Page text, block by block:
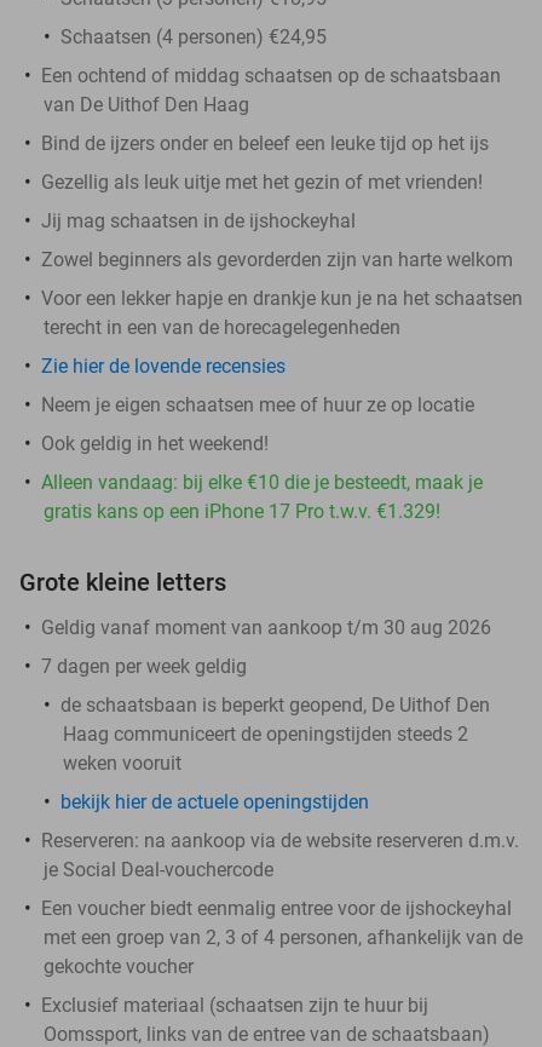
Schaatsen (4 personen) €24,95
Een ochtend of middag schaatsen op de schaatsbaan
van De Uithof Den Haag
Bind de ijzers onder en beleef een leuke tijd op het ijs
Gezellig als leuk uitje met het gezin of met vrienden!
Jij mag schaatsen in de ijshockeyhal
Zowel beginners als gevorderden zijn van harte welkom
Voor een lekker hapje en drankje kun je na het schaatsen
terecht in een van de horecagelegenheden
Zie hier de lovende recensies
Neem je eigen schaatsen mee of huur ze op locatie
Ook geldig in het weekend!
Alleen vandaag: bij elke €10 die je besteedt, maak je
gratis kans op een iPhone 17 Pro t.w.v. €1.329!
Grote kleine letters
Geldig vanaf moment van aankoop t/m 30 aug 2026
7 dagen per week geldig
de schaatsbaan is beperkt geopend, De Uithof Den
Haag communiceert de openingstijden steeds 2
weken vooruit
bekijk hier de actuele openingstijden
Reserveren: na aankoop via de website reserveren d.m.v.
je Social Deal-vouchercode
Een voucher biedt eenmalig entree voor de ijshockeyhal
met een groep van 2, 3 of 4 personen, afhankelijk van de
gekochte voucher
Exclusief materiaal (schaatsen zijn te huur bij
Oomssport, links van de entree van de schaatsbaan)